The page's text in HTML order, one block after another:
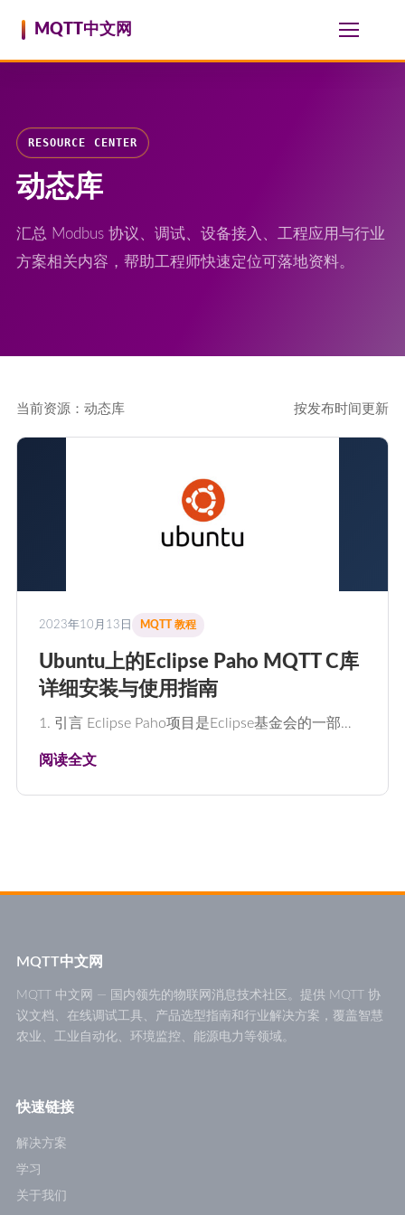
MQTT中文网
RESOURCE CENTER
动态库
汇总 Modbus 协议、调试、设备接入、工程应用与行业
方案相关内容，帮助工程师快速定位可落地资料。
当前资源：动态库 按发布时间更新
2023年10月13日 MQTT 教程
Ubuntu上的Eclipse Paho MQTT C库
详细安装与使用指南
1. 引言 Eclipse Paho项目是Eclipse基金会的一部…
阅读全文
MQTT中文网
MQTT 中文网 — 国内领先的物联网消息技术社区。提供 MQTT 协
议文档、在线调试工具、产品选型指南和行业解决方案，覆盖智慧
农业、工业自动化、环境监控、能源电力等领域。
快速链接
解决方案
学习
关于我们